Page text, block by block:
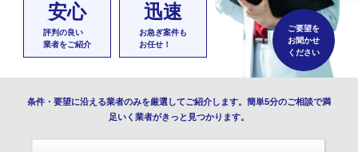
安心
評判の良い
業者をご紹介
迅速
お急ぎ案件も
お任せ！
ご要望を
お聞かせ
ください
条件・要望に沿える業者のみを厳選してご紹介します。簡単5分のご相談で満
足いく業者がきっと見つかります。